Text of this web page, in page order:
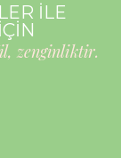
İLE
zenginliktir.